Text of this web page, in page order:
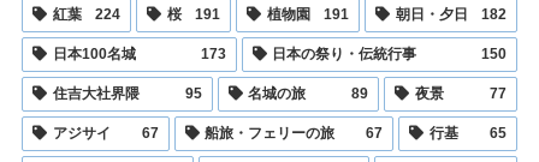
紅葉 224 桜 191 植物園 191 朝日・夕日 182
日本100名城 173 日本の祭り・伝統行事 150
住吉大社界隈 95 名城の旅 89 夜景 77
アジサイ 67 船旅・フェリーの旅 67 行基 65